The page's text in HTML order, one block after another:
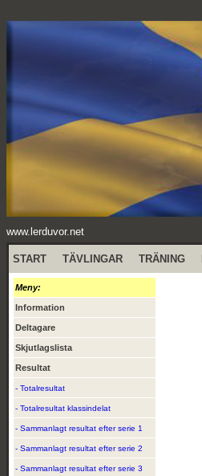
www.lerduvor.net
START TÄVLINGAR TRÄNING
Meny:
Information
Deltagare
Skjutlagslista
Resultat
- Totalresultat
- Totalresultat klassindelat
- Sammanlagt resultat efter serie 1
- Sammanlagt resultat efter serie 2
- Sammanlagt resultat efter serie 3